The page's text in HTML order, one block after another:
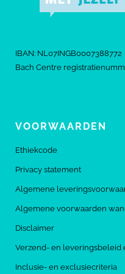
IBAN: NL07INGB0007388772
Bach Centre
VOORWAARDEN
Ethiekcode
Privacy statement
Algemene
Algemene voorwaarden
Disclaimer
Verzend- en leveringsbeleid
Inclusie- en exclusiecriteria